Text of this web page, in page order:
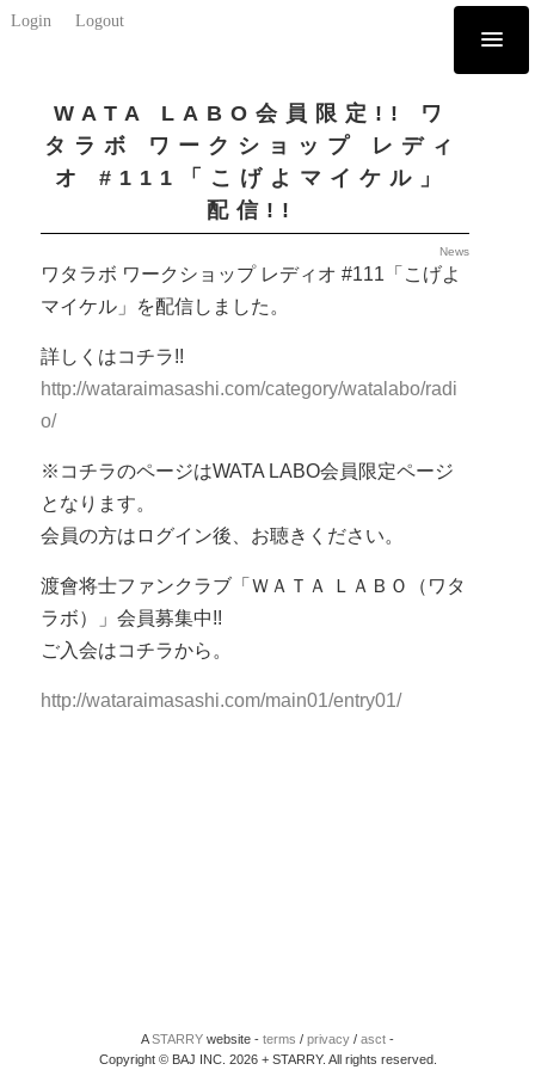
Login Logout
WATA LABO会員限定!! ワ
タラボ ワークショップ レディ
オ #111「こげよマイケル」
配信!!
News
ワタラボ ワークショップ レディオ #111「こげよ
マイケル」を配信しました。
詳しくはコチラ!!
http://wataraimasashi.com/category/watalabo/radi
o/
※コチラのページはWATA LABO会員限定ページ
となります。
会員の方はログイン後、お聴きください。
渡會将士ファンクラブ「ＷＡＴＡ ＬＡＢＯ（ワタ
ラボ）」会員募集中!!
ご入会はコチラから。
http://wataraimasashi.com/main01/entry01/
ASTARRY website - terms / privacy / asct -
Copyright © BAJ INC. 2026 + STARRY. All rights reserved.